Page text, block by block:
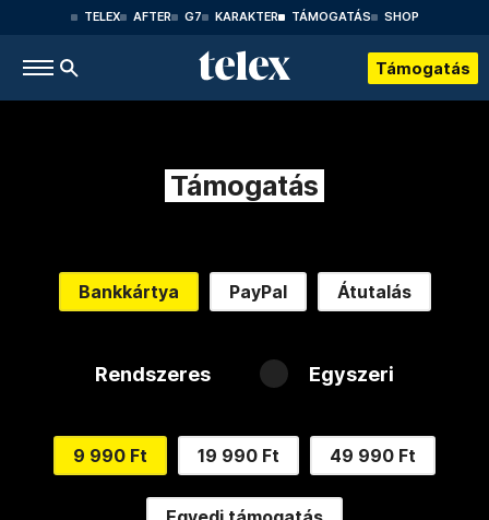
TELEX AFTER G7 KARAKTER TÁMOGATÁS SHOP
Támogatás
Támogatás
Bankkártya PayPal Átutalás
Rendszeres Egyszeri
9 990 Ft 19 990 Ft 49 990 Ft